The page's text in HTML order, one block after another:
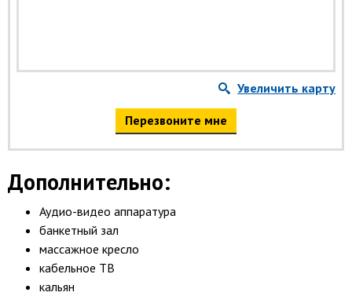
Увеличить карту
Перезвоните мне
Дополнительно:
Аудио-видео аппаратура
банкетный зал
массажное кресло
кабельное ТВ
кальян